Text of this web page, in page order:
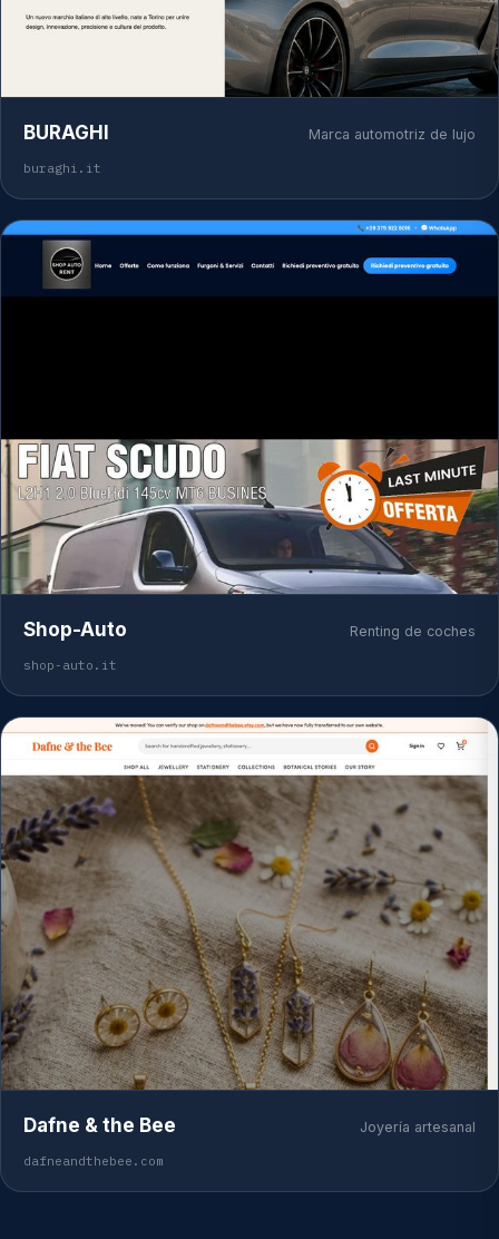
BURAGHI Marca automotriz de lujo
buraghi.it
Shop-Auto Renting de coches
shop-auto.it
Dafne & the Bee Joyería artesanal
dafneandthebee.com